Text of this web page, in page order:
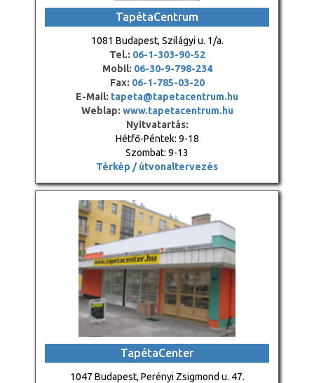
TapétaCentrum
1081 Budapest, Szilágyi u. 1/a.
Tel.: 06-1-303-90-52
Mobil: 06-30-9-798-234
Fax: 06-1-785-03-20
E-Mail: tapeta@tapetacentrum.hu
Weblap: www.tapetacentrum.hu
Nyitvatartás:
Hétfő-Péntek: 9-18
Szombat: 9-13
Térkép / útvonaltervezés
TapétaCenter
1047 Budapest, Perényi Zsigmond u. 47.